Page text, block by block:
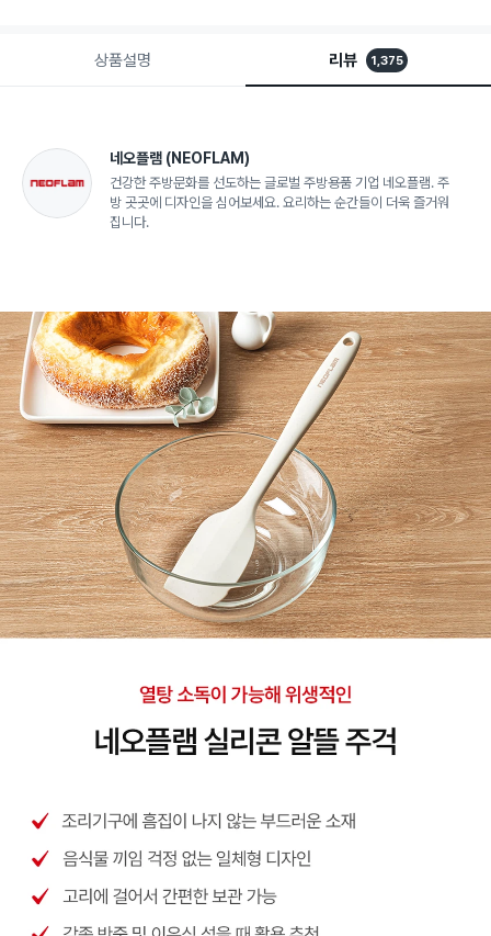
상품설명 리뷰 1,375
네오플램 (NEOFLAM)
건강한 주방문화를 선도하는 글로벌 주방용품 기업 네오플램. 주
방 곳곳에 디자인을 심어보세요. 요리하는 순간들이 더욱 즐거워
집니다.